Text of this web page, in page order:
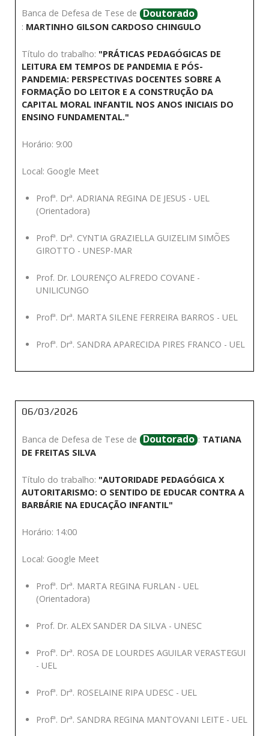
Banca de Defesa de Tese de Doutorado
: MARTINHO GILSON CARDOSO CHINGULO
Título do trabalho: "PRÁTICAS PEDAGÓGICAS DE
LEITURA EM TEMPOS DE PANDEMIA E PÓS-
PANDEMIA: PERSPECTIVAS DOCENTES SOBRE A
FORMAÇÃO DO LEITOR E A CONSTRUÇÃO DA
CAPITAL MORAL INFANTIL NOS ANOS INICIAIS DO
ENSINO FUNDAMENTAL."
Horário: 9:00
Local: Google Meet
Profª. Drª. ADRIANA REGINA DE JESUS - UEL
(Orientadora)
Profª. Drª. CYNTIA GRAZIELLA GUIZELIM SIMÕES
GIROTTO - UNESP-MAR
Prof. Dr. LOURENÇO ALFREDO COVANE -
UNILICUNGO
Profª. Drª. MARTA SILENE FERREIRA BARROS - UEL
Profª. Drª. SANDRA APARECIDA PIRES FRANCO - UEL
06/03/2026
Banca de Defesa de Tese de Doutorado : TATIANA
DE FREITAS SILVA
Título do trabalho: "AUTORIDADE PEDAGÓGICA X
AUTORITARISMO: O SENTIDO DE EDUCAR CONTRA A
BARBÁRIE NA EDUCAÇÃO INFANTIL"
Horário: 14:00
Local: Google Meet
Profª. Drª. MARTA REGINA FURLAN - UEL
(Orientadora)
Prof. Dr. ALEX SANDER DA SILVA - UNESC
Profª. Drª. ROSA DE LOURDES AGUILAR VERASTEGUI
- UEL
Profª. Drª. ROSELAINE RIPA UDESC - UEL
Profª. Drª. SANDRA REGINA MANTOVANI LEITE - UEL